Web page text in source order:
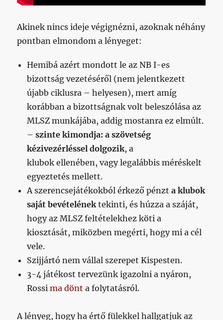
Akinek nincs ideje végignézni, azoknak néhány
pontban elmondom a lényeget:
Hemibá azért mondott le az NB I-es
bizottság vezetéséről (nem jelentkezett
újabb ciklusra – helyesen), mert amíg
korábban a bizottságnak volt beleszólása az
MLSZ munkájába, addig mostanra ez elmúlt.
–szinte kimondja: a szövetség
kézivezérléssel dolgozik, a
klubok ellenében, vagy legalábbis méréskelt
egyeztetés mellett.
A szerencsejátékokból érkező pénzta klubok
saját bevételének tekinti, és húzza a száját,
hogy az MLSZ feltételekhez köti a
kiosztását, miközben megérti, hogy mi a cél
vele.
Szijjártó nem vállal szerepet Kispesten.
3-4 játékost tervezünk igazolni a nyáron,
Rossima dönt a folytatásról.
A lényeg, hogy ha értő fülekkel hallgatjuk az